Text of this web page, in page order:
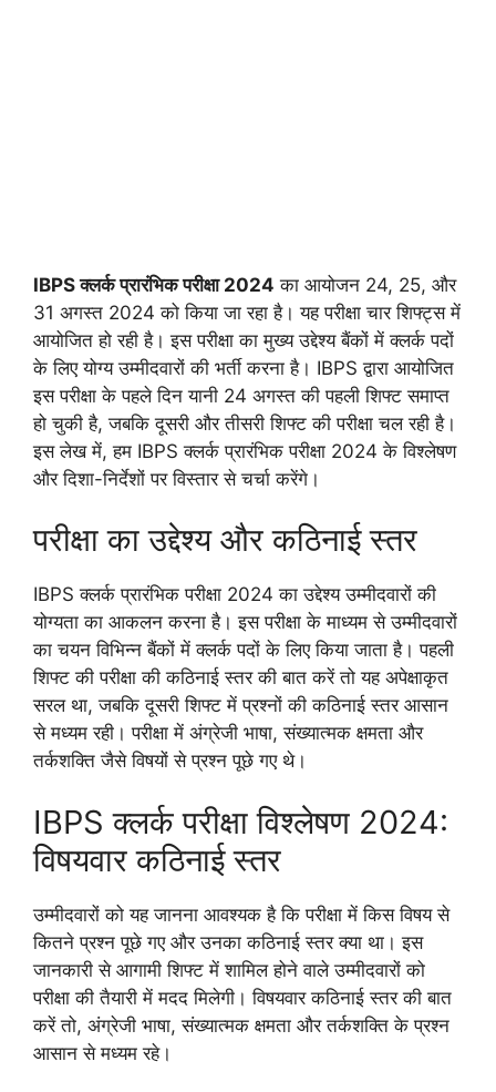
IBPS क्लर्क प्रारंभिक परीक्षा 2024 का आयोजन 24, 25, और
31 अगस्त 2024 को किया जा रहा है। यह परीक्षा चार शिफ्ट्स में
आयोजित हो रही है। इस परीक्षा का मुख्य उद्देश्य बैंकों में क्लर्क पदों
के लिए योग्य उम्मीदवारों की भर्ती करना है। IBPS द्वारा आयोजित
इस परीक्षा के पहले दिन यानी 24 अगस्त की पहली शिफ्ट समाप्त
हो चुकी है, जबकि दूसरी और तीसरी शिफ्ट की परीक्षा चल रही है।
इस लेख में, हम IBPS क्लर्क प्रारंभिक परीक्षा 2024 के विश्लेषण
और दिशा-निर्देशों पर विस्तार से चर्चा करेंगे।
परीक्षा का उद्देश्य और कठिनाई स्तर
IBPS क्लर्क प्रारंभिक परीक्षा 2024 का उद्देश्य उम्मीदवारों की
योग्यता का आकलन करना है। इस परीक्षा के माध्यम से उम्मीदवारों
का चयन विभिन्न बैंकों में क्लर्क पदों के लिए किया जाता है। पहली
शिफ्ट की परीक्षा की कठिनाई स्तर की बात करें तो यह अपेक्षाकृत
सरल था, जबकि दूसरी शिफ्ट में प्रश्नों की कठिनाई स्तर आसान
से मध्यम रही। परीक्षा में अंग्रेजी भाषा, संख्यात्मक क्षमता और
तर्कशक्ति जैसे विषयों से प्रश्न पूछे गए थे।
IBPS क्लर्क परीक्षा विश्लेषण 2024:
विषयवार कठिनाई स्तर
उम्मीदवारों को यह जानना आवश्यक है कि परीक्षा में किस विषय से
कितने प्रश्न पूछे गए और उनका कठिनाई स्तर क्या था। इस
जानकारी से आगामी शिफ्ट में शामिल होने वाले उम्मीदवारों को
परीक्षा की तैयारी में मदद मिलेगी। विषयवार कठिनाई स्तर की बात
करें तो, अंग्रेजी भाषा, संख्यात्मक क्षमता और तर्कशक्ति के प्रश्न
आसान से मध्यम रहे।